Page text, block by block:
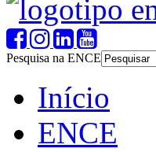
Pesquisa na ENCE
Início
ENCE